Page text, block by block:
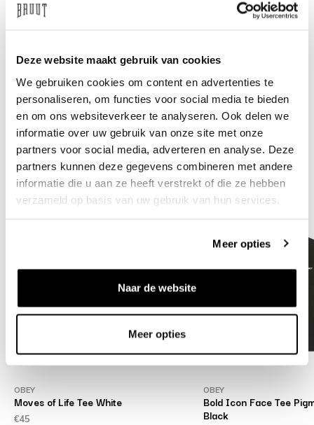
Deze website maakt gebruik van cookies
We gebruiken cookies om content en advertenties te
personaliseren, om functies voor social media te bieden
en om ons websiteverkeer te analyseren. Ook delen we
informatie over uw gebruik van onze site met onze
partners voor social media, adverteren en analyse. Deze
partners kunnen deze gegevens combineren met andere
informatie die u aan ze heeft verstrekt of die ze hebben
verzameld op basis van uw gebruik van hun services.
Meer opties
Naar de website
Meer opties
info@bruut.nl Live chat Whatsapp
About this product
Shipment and returns
Related products
OBEY
Moves of Life Tee White
€45
OBEY
Bold Icon Face Tee
Black